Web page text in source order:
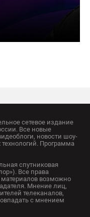
сетевое издание
Все новые
новости шоу-
Программа
спутниковая
Все права
возможно
Мнение лиц,
телеканалов,
с мнением